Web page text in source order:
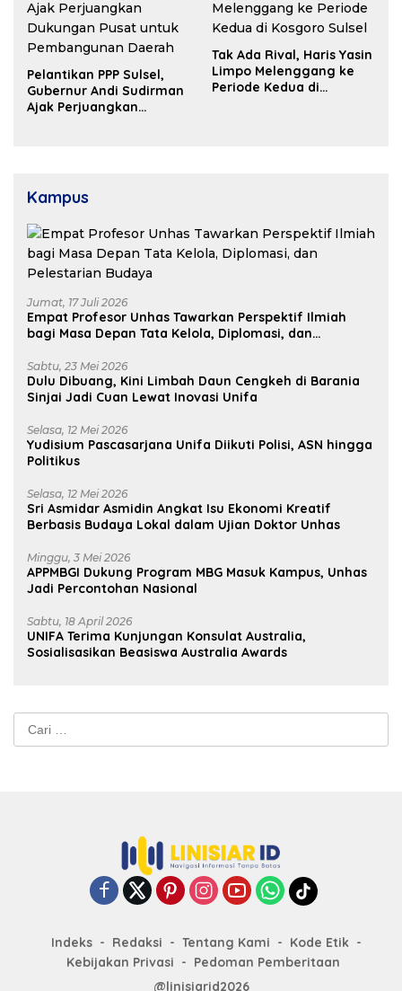
Pelantikan PPP Sulsel,
Gubernur Andi Sudirman
Ajak Perjuangkan
Tak Ada Rival, Haris Yasin
Limpo Melenggang ke
Periode Kedua di
Kampus
Jumat, 17 Juli 2026
Empat Profesor Unhas Tawarkan Perspektif Ilmiah
bagi Masa Depan Tata Kelola, Diplomasi, dan
Sabtu, 23 Mei 2026
Dulu Dibuang, Kini Limbah Daun Cengkeh di Barania
Sinjai Jadi Cuan Lewat Inovasi Unifa
Selasa, 12 Mei 2026
Yudisium Pascasarjana Unifa Diikuti Polisi, ASN hingga
Politikus
Selasa, 12 Mei 2026
Sri Asmidar Asmidin Angkat Isu Ekonomi Kreatif
Berbasis Budaya Lokal dalam Ujian Doktor Unhas
Minggu, 3 Mei 2026
APPMBGI Dukung Program MBG Masuk Kampus, Unhas
Jadi Percontohan Nasional
Sabtu, 18 April 2026
UNIFA Terima Kunjungan Konsulat Australia,
Sosialisasikan Beasiswa Australia Awards
Cari
untuk:
Indeks Redaksi Tentang Kami
Kode Etik
Kebijakan Privasi
Pedoman Pemberitaan
@linisiarid2026